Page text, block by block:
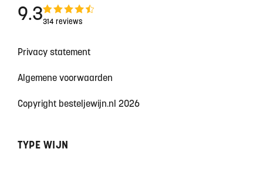
9.3314 reviews
Privacy statement
Algemene voorwaarden
Copyright besteljewijn.nl 2026
TYPE WIJN